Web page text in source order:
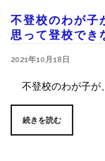
不登校のわが子
思って登校でき
2021年10月18日
不登校のわが子が
続きを読む